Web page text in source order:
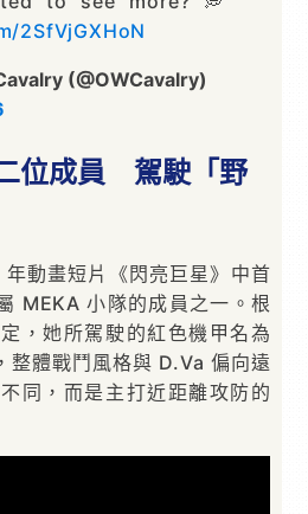
2SfVjGXHoN
(@OWCavalry)
位成員 駕駛「野
動畫短片《閃亮巨星》中首
MEKA 小隊的成員之一。根
，她所駕駛的紅色機甲名為
整體戰鬥風格與 D.Va 偏向遠
同，而是主打近距離攻防的